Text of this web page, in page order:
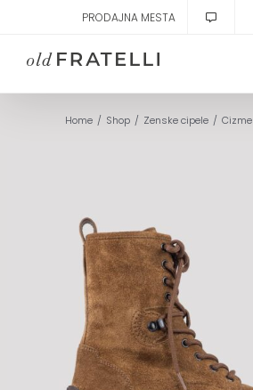
content
PRODAJNA MESTA
Home Shop Zenske cipele Cizme